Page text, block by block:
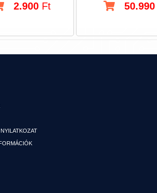
2.900Ft 50.990